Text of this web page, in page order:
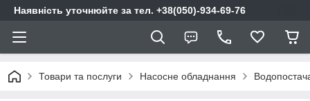
Наявність уточнюйте за тел. +38(050)-934-69-76
Товари та послуги Насосне обладнання